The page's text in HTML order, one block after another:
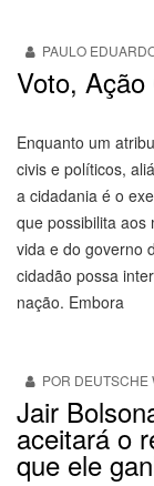
PAULO
Voto,
Enquanto um
civis e políticos,
a cidadania é o
que possibilita aos
vida e do governo
cidadão possa
nação. Embora
POR DEUTSCHE
Jair
aceitará o
que ele